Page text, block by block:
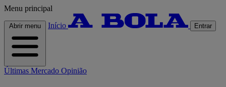
Menu principal
Abrir menu Início Entrar
Últimas Mercado Opinião